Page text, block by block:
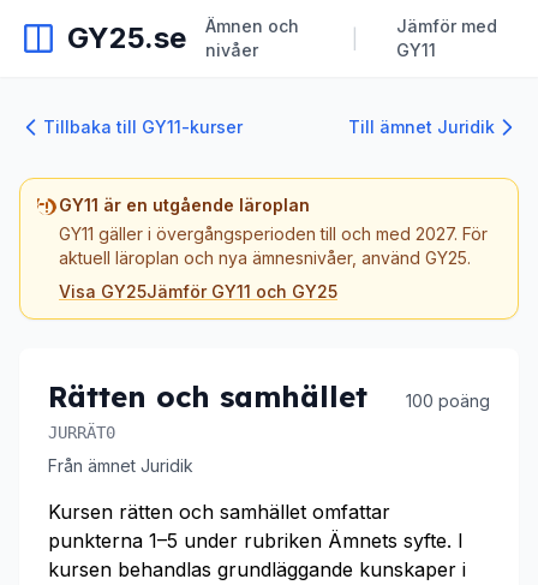
GY25.se
Ämnen och
nivåer
Jämför med
GY11
Tillbaka till GY11-kurser Till ämnet Juridik
GY11 är en utgående läroplan
GY11 gäller i övergångsperioden till och med 2027. För
aktuell läroplan och nya ämnesnivåer, använd GY25.
Visa GY25Jämför GY11 och GY25
Rätten och samhället 100 poäng
JURRÄT0
Från ämnet Juridik
Kursen rätten och samhället omfattar
punkterna 1–5 under rubriken Ämnets syfte. I
kursen behandlas grundläggande kunskaper i